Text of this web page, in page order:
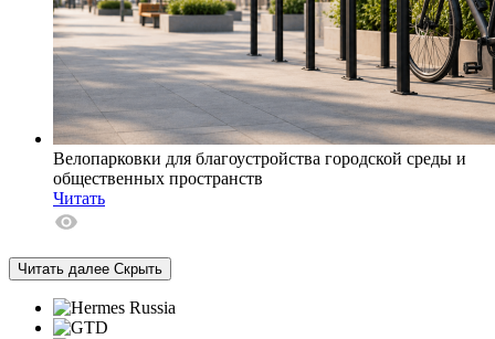
Велопарковки для благоустройства городской среды и
общественных пространств
Читать
Читать далее Скрыть